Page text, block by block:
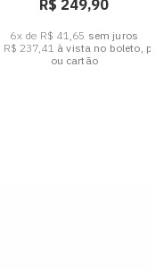
R$ 249,90
6x de R$ 41,65 sem juros
R$ 237,41 à vista no boleto, pix
ou cartão